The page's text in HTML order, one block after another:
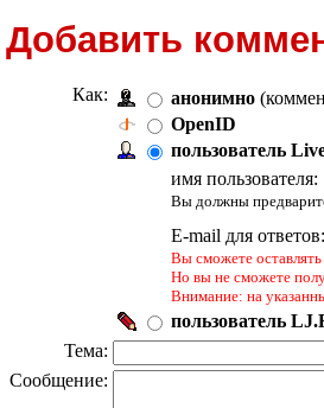
Добавить
Как: анонимно
OpenID
пользователь
имя пользователя:
Вы должны
E-mail для
Вы сможете
Но вы не сможете
Внимание: на
пользователь
Тема:
Сообщение: